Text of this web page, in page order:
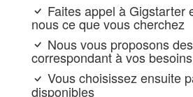
Faites appel à Gigstarter
nous ce que vous cherchez
Nous vous proposons
correspondant à vos
Vous choisissez ensuite
disponibles